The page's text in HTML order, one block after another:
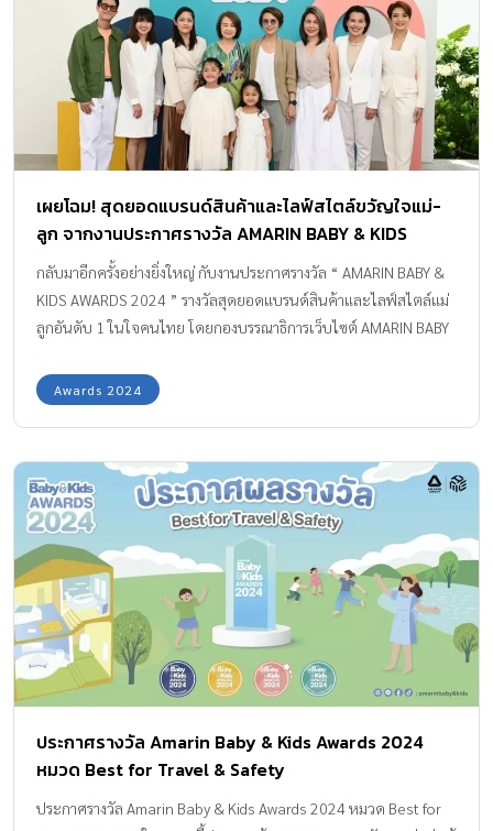
ได้รับรางวัลจาก AMARIN BABY & KIDS AWARDS จะมีอะไรบ้าง
ผลิตภัณฑ์ตัวช่วยสำหรับแม่ BEST MOMMY’S HELPER PRODUCT A
PIECES OF PAPER แพลนเนอร์วางแผนเกี่ยวกับลูกล่วงหน้าถึง […]
เผยโฉม! สุดยอดแบรนด์สินค้าและไลฟ์สไตล์ขวัญใจแม่-
ลูก จากงานประกาศรางวัล AMARIN BABY & KIDS
AWARDS 2024
กลับมาอีกครั้งอย่างยิ่งใหญ่ กับงานประกาศรางวัล “ AMARIN BABY &
KIDS AWARDS 2024 ” รางวัลสุดยอดแบรนด์สินค้าและไลฟ์สไตล์แม่
ลูกอันดับ 1 ในใจคนไทย โดยกองบรรณาธิการเว็บไซต์ AMARIN BABY
ต่อเนื่องเป็น ปีที่ 6 ในคอนเซ็ปต์ “FAMILY WELL- BEING – การสร้าง
ความเป็นอยู่ที่ดีของครอบครัว” เฟ้นหาสุดยอดแบรนด์สินค้าเพื่อการ
ความเป็นอยู่ที่ดีของครอบครัว และสายสัมพันธ์ที่ดีระหว่างพ่อแม่และ
ลูก โดยในปีนี้มอบรางวัลให้แก่แบรนด์สินค้าและบริการที่ครอบคลุม
ไลฟ์สไตล์ รวมทั้งสิ้น 96 รางวัล โดยแบ่งออกเป็น 4 ประเภท ได้แก่
MOMMY’S CHOICES AWARDS, EDITOR’S CHOICES AWARDS,
RISING STAR CHOICES AWARDS และรางวัลใหม่ล่าสุดอย่างรางวัล
HEALTHY LIVING […]
Awards 2024
ประกาศรางวัล Amarin Baby & Kids Awards 2024
หมวด Best for Travel & Safety
ประกาศรางวัล Amarin Baby & Kids Awards 2024 หมวด Best for